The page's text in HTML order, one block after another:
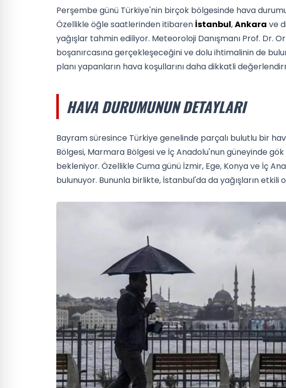
Perşembe günü Türkiye'nin birçok bölgesinde hava
Özellikle öğle saatlerinden itibaren İstanbul,Ankara ve
yağışlar tahmin ediliyor. Meteoroloji Danışmanı Prof. Dr.
boşanırcasına gerçekleşeceğini ve dolu ihtimalinin de
planı yapanların hava koşullarını daha dikkatli
HAVA DURUMUNUN DETAYLARI
Bayram süresince Türkiye genelinde parçalı bulutlu bir
Bölgesi, Marmara Bölgesi ve İç Anadolu'nun güneyinde
bekleniyor. Özellikle Cuma günü İzmir, Ege, Konya ve İç
bulunuyor. Bununla birlikte, İstanbul'da da yağışların etkili